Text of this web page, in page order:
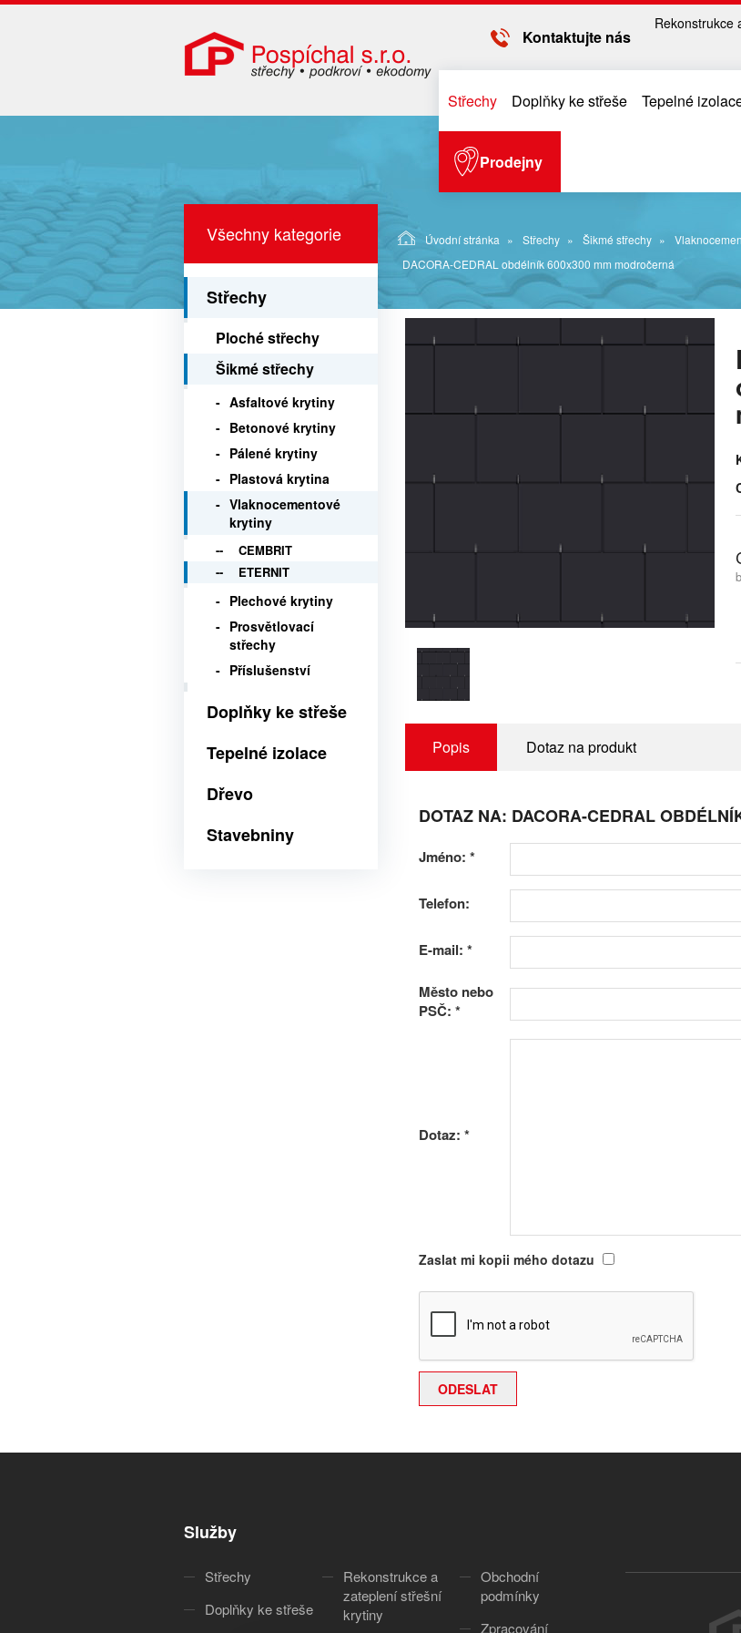
Rekonstrukce
Kontaktujte nás
Střechy Doplňky ke střeše Tepelné
Prodejny
Úvodní stránka Střechy Šikmé střechy
DACORA-CEDRAL obdélník 600x300 mm modročerná
Všechny kategorie
Střechy
Ploché střechy
Šikmé střechy
Asfaltové krytiny
Betonové krytiny
Pálené krytiny
Plastová krytina
Vlaknocementové
krytiny
CEMBRIT
ETERNIT
Plechové krytiny
Prosvětlovací
střechy
Příslušenství
Doplňky ke střeše
Tepelné izolace
Dřevo
Stavebniny
Popis Dotaz na produkt
DOTAZ NA: DACORA-CEDRAL
Jméno: *
Telefon:
E-mail: *
Město nebo
PSČ: *
Dotaz: *
Zaslat mi kopii mého dotazu
Služby
Střechy
Doplňky ke střeše
Rekonstrukce a
zateplení střešní
krytiny
Obchodní
podmínky
Zpracování